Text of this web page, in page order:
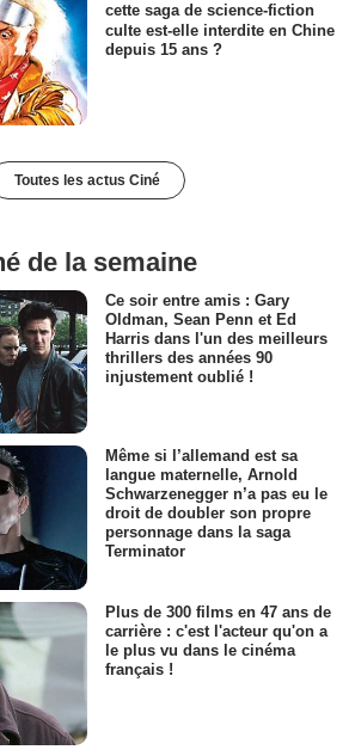
cette saga de science-fiction
culte est-elle interdite en Chine
depuis 15 ans ?
Toutes les actus Ciné
de la semaine
Ce soir entre amis : Gary
Oldman, Sean Penn et Ed
Harris dans l'un des meilleurs
thrillers des années 90
injustement oublié !
Même si l’allemand est sa
langue maternelle, Arnold
Schwarzenegger n’a pas eu le
droit de doubler son propre
personnage dans la saga
Terminator
Plus de 300 films en 47 ans de
carrière : c'est l'acteur qu'on a
le plus vu dans le cinéma
français !